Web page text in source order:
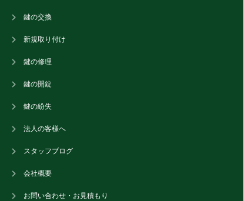
鍵の交換
新規取り付け
鍵の修理
鍵の開錠
鍵の紛失
法人の客様へ
スタッフブログ
会社概要
お問い合わせ・お見積もり